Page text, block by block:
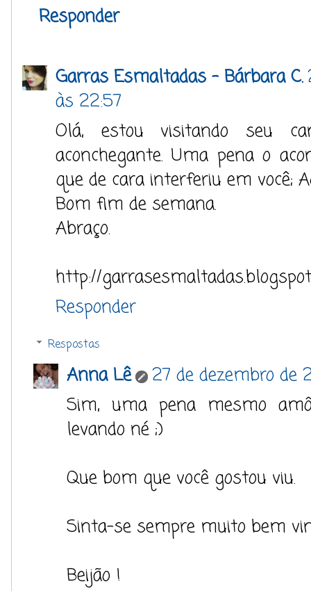
Responder
Garras Esmaltadas - Bárbara C.
às 22:57
Olá, estou visitando seu
aconchegante. Uma pena o
que de cara interferiu em você;
Bom fim de semana.
Abraço.
http://
Responder
Respostas
Anna Lê
27 de dezembro de
Sim, uma pena mesmo
levando né ;)
Que bom que você gostou viu.
Sinta-se sempre muito bem
Beijão !